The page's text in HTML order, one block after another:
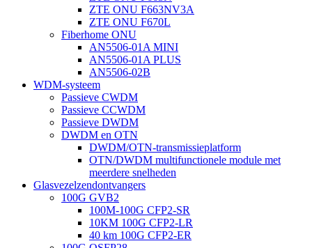
ZTE ONU F663NV3A
ZTE ONU F670L
Fiberhome ONU
AN5506-01A MINI
AN5506-01A PLUS
AN5506-02B
WDM-systeem
Passieve CWDM
Passieve CCWDM
Passieve DWDM
DWDM en OTN
DWDM/OTN-transmissieplatform
OTN/DWDM multifunctionele module met
meerdere snelheden
Glasvezelzendontvangers
100G GVB2
100M-100G CFP2-SR
10KM 100G CFP2-LR
40 km 100G CFP2-ER